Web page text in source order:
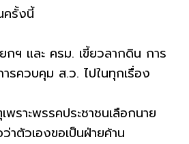
ครั้งนี้
กฯ และ ครม. เขี้ยวลากดิน การ
รควบคุม ส.ว. ไปในทุกเรื่อง
ราะพรรคประชาชนเลือกนาย
าตัวเองขอเป็นฝ่ายค้าน